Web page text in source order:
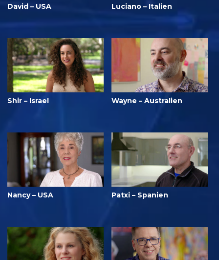
David – USA Luciano – Italien
Shir – Israel Wayne – Australien
Nancy – USA Patxi – Spanien